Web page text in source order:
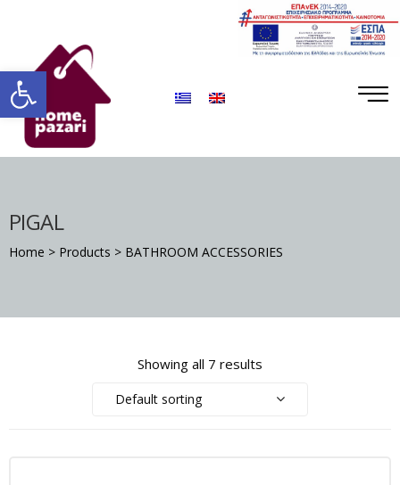
Open toolbar
PIGAL
Home > Products > BATHROOM ACCESSORIES
Showing all 7 results
Default sorting